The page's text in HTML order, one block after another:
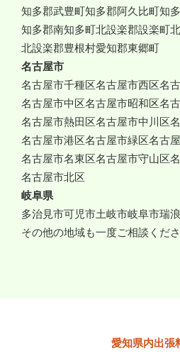
知多郡武豊町知多郡阿久比町知
知多郡南知多町北設楽郡設楽町
北設楽郡豊根村愛知郡東郷町
名古屋市
名古屋市千種区名古屋市西区名
名古屋市中区名古屋市昭和区名
名古屋市熱田区名古屋市中川区
名古屋市港区名古屋市緑区名古
名古屋市名東区名古屋市守山区
名古屋市北区
岐阜県
多治見市可児市土岐市岐阜市瑞
その他の地域も一度ご相談くださ
愛知県内出張